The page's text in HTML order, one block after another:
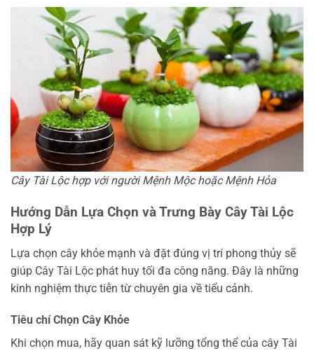
Cây Tài Lộc hợp với người Mệnh Mộc hoặc Mệnh Hỏa
Hướng Dẫn Lựa Chọn và Trưng Bày Cây Tài Lộc
Hợp Lý
Lựa chọn cây khỏe mạnh và đặt đúng vị trí phong thủy sẽ
giúp Cây Tài Lộc phát huy tối đa công năng. Đây là những
kinh nghiệm thực tiễn từ chuyên gia về tiểu cảnh.
Tiêu chí Chọn Cây Khỏe
Khi chọn mua, hãy quan sát kỹ lưỡng tổng thể của cây Tài